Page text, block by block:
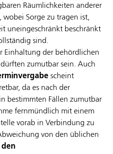
Räumlichkeiten anderer
Sorge zu tragen ist,
uneingeschränkt beschränkt
sind.
Einhaltung der behördlichen
zumutbar sein. Auch
scheint
da es nach der
bestimmten Fällen zumutbar
fernmündlich mit einem
vorab in Verbindung zu
von den üblichen
den